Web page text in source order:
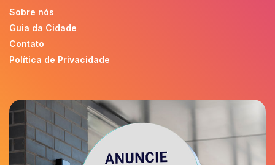
Sobre nós
Guia da Cidade
Contato
Política de Privacidade